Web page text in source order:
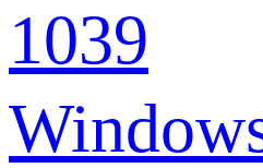
1039